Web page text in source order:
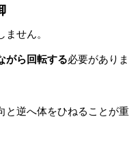
ません。
がら回転する必要がありま
と逆へ体をひねることが重